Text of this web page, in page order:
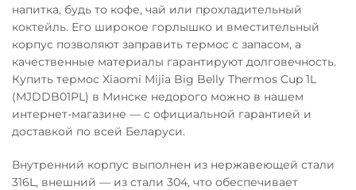
напитка, будь то кофе, чай или прохладительный
коктейль. Его широкое горлышко и вместительный
корпус позволяют заправить термос с запасом, а
качественные материалы гарантируют долговечность.
Купить термос Xiaomi Mijia Big Belly Thermos Cup 1L
(MJDDB01PL) в Минске недорого можно в нашем
интернет-магазине — с официальной гарантией и
доставкой по всей Беларуси.
Внутренний корпус выполнен из нержавеющей стали
316L, внешний — из стали 304, что обеспечивает